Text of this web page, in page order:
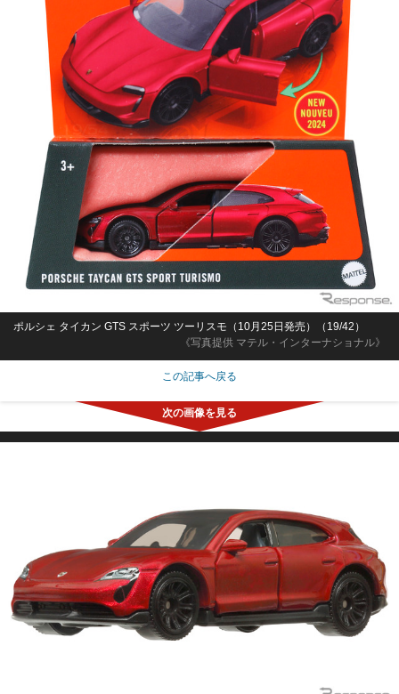
《写真提供 マテル・インターナショナル》
ポルシェ タイカン GTS スポーツ ツーリスモ（10月25日発売）（19/42）
この記事へ戻る